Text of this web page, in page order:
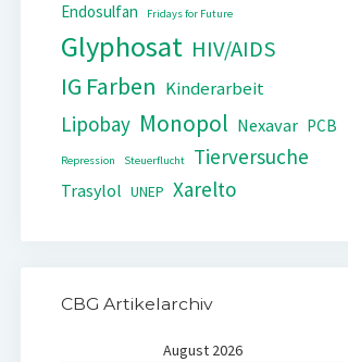
Endosulfan
Fridays for Future
Glyphosat HIV/AIDS
IG Farben Kinderarbeit
Lipobay Monopol Nexavar PCB
Repression Steuerflucht Tierversuche
Trasylol UNEP Xarelto
CBG Artikelarchiv
August 2026